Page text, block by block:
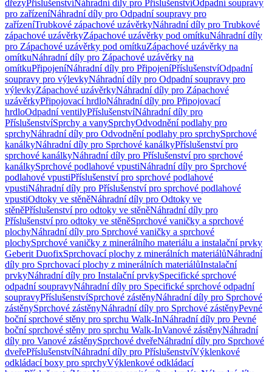
dřezyPříslušenstvíNáhradní díly pro PříslušenstvíOdpadní soupravy
pro zařízeníNáhradní díly pro Odpadní soupravy pro
zařízeníTrubkové zápachové uzávěrkyNáhradní díly pro Trubkové
zápachové uzávěrkyZápachové uzávěrky pod omítkuNáhradní díly
pro Zápachové uzávěrky pod omítkuZápachové uzávěrky na
omítkuNáhradní díly pro Zápachové uzávěrky na
omítkuPřipojeníNáhradní díly pro PřipojeníPříslušenstvíOdpadní
soupravy pro výlevkyNáhradní díly pro Odpadní soupravy pro
výlevkyZápachové uzávěrkyNáhradní díly pro Zápachové
uzávěrkyPřipojovací hrdloNáhradní díly pro Připojovací
hrdloOdpadní ventilyPříslušenstvíNáhradní díly pro
PříslušenstvíSprchy a vanySprchyOdvodnění podlahy pro
sprchyNáhradní díly pro Odvodnění podlahy pro sprchySprchové
kanálkyNáhradní díly pro Sprchové kanálkyPříslušenství pro
sprchové kanálkyNáhradní díly pro Příslušenství pro sprchové
kanálkySprchové podlahové vpustiNáhradní díly pro Sprchové
podlahové vpustiPříslušenství pro sprchové podlahové
vpustiNáhradní díly pro Příslušenství pro sprchové podlahové
vpustiOdtoky ve stěněNáhradní díly pro Odtoky ve
stěněPříslušenství pro odtoky ve stěněNáhradní díly pro
Příslušenství pro odtoky ve stěněSprchové vaničky a sprchové
plochyNáhradní díly pro Sprchové vaničky a sprchové
plochySprchové vaničky z minerálního materiálu a instalační prvky
Geberit DuofixSprchovací plochy z minerálních materiálůNáhradní
díly pro Sprchovací plochy z minerálních materiálůInstalační
prvkyNáhradní díly pro Instalační prvkySpecifické sprchové
odpadní soupravyNáhradní díly pro Specifické sprchové odpadní
soupravyPříslušenstvíSprchové zástěnyNáhradní díly pro Sprchové
zástěnySprchové zástěnyNáhradní díly pro Sprchové zástěnyPevné
boční sprchové stěny pro sprchu Walk-InNáhradní díly pro Pevné
boční sprchové stěny pro sprchu Walk-InVanové zástěnyNáhradní
díly pro Vanové zástěnySprchové dveřeNáhradní díly pro Sprchové
dveřePříslušenstvíNáhradní díly pro PříslušenstvíVýklenkové
odkládací boxy pro sprchyVýklenkové odkládací